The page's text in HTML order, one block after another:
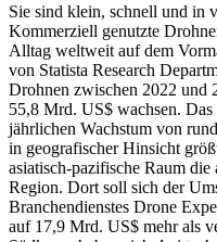
Sie sind klein, schnell und in
Kommerziell genutzte
Alltag weltweit auf dem
von Statista Research
Drohnen zwischen 2022 und
55,8 Mrd. US$ wachsen.
jährlichen Wachstum von
in geografischer Hinsicht
asiatisch-pazifische Raum
Region. Dort soll sich der
Branchendienstes Drone
auf 17,9 Mrd. US$ mehr als